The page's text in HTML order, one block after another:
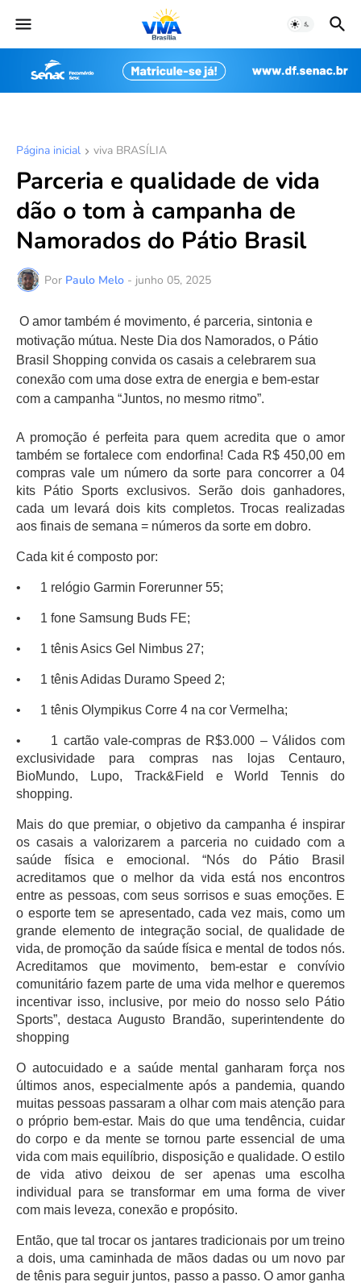
Página inicial viva BRASÍLIA
Parceria e qualidade de vida
dão o tom à campanha de
Namorados do Pátio Brasil
Por Paulo Melo - junho 05, 2025
O amor também é movimento, é parceria, sintonia e
motivação mútua. Neste Dia dos Namorados, o Pátio
Brasil Shopping convida os casais a celebrarem sua
conexão com uma dose extra de energia e bem-estar
com a campanha “Juntos, no mesmo ritmo”.
A promoção é perfeita para quem acredita que o amor
também se fortalece com endorfina! Cada R$ 450,00 em
compras vale um número da sorte para concorrer a 04
kits Pátio Sports exclusivos. Serão dois ganhadores,
cada um levará dois kits completos. Trocas realizadas
aos finais de semana = números da sorte em dobro.
Cada kit é composto por:
• 1 relógio Garmin Forerunner 55;
• 1 fone Samsung Buds FE;
• 1 tênis Asics Gel Nimbus 27;
• 1 tênis Adidas Duramo Speed 2;
• 1 tênis Olympikus Corre 4 na cor Vermelha;
• 1 cartão vale-compras de R$3.000 – Válidos com
exclusividade para compras nas lojas Centauro,
BioMundo, Lupo, Track&Field e World Tennis do
shopping.
Mais do que premiar, o objetivo da campanha é inspirar
os casais a valorizarem a parceria no cuidado com a
saúde física e emocional. “Nós do Pátio Brasil
acreditamos que o melhor da vida está nos encontros
entre as pessoas, com seus sorrisos e suas emoções. E
o esporte tem se apresentado, cada vez mais, como um
grande elemento de integração social, de qualidade de
vida, de promoção da saúde física e mental de todos nós.
Acreditamos que movimento, bem-estar e convívio
comunitário fazem parte de uma vida melhor e queremos
incentivar isso, inclusive, por meio do nosso selo Pátio
Sports”, destaca Augusto Brandão, superintendente do
shopping
O autocuidado e a saúde mental ganharam força nos
últimos anos, especialmente após a pandemia, quando
muitas pessoas passaram a olhar com mais atenção para
o próprio bem-estar. Mais do que uma tendência, cuidar
do corpo e da mente se tornou parte essencial de uma
vida com mais equilíbrio, disposição e qualidade. O estilo
de vida ativo deixou de ser apenas uma escolha
individual para se transformar em uma forma de viver
com mais leveza, conexão e propósito.
Então, que tal trocar os jantares tradicionais por um treino
a dois, uma caminhada de mãos dadas ou um novo par
de tênis para seguir juntos, passo a passo. O amor ganha